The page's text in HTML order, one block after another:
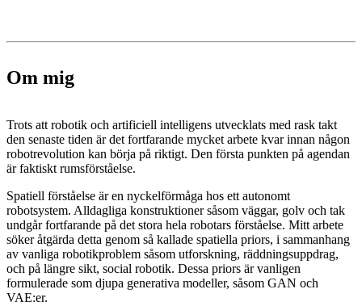
Om mig
Trots att robotik och artificiell intelligens utvecklats med rask takt
den senaste tiden är det fortfarande mycket arbete kvar innan någon
robotrevolution kan börja på riktigt. Den första punkten på agendan
är faktiskt rumsförståelse.
Spatiell förståelse är en nyckelförmåga hos ett autonomt
robotsystem. Alldagliga konstruktioner såsom väggar, golv och tak
undgår fortfarande på det stora hela robotars förståelse. Mitt arbete
söker åtgärda detta genom så kallade spatiella priors, i sammanhang
av vanliga robotikproblem såsom utforskning, räddningsuppdrag,
och på längre sikt, social robotik. Dessa priors är vanligen
formulerade som djupa generativa modeller, såsom GAN och
VAE:er.